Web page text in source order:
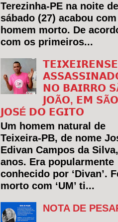
Terezinha-PE na noite
sábado (27) acabou
homem morto. De
com os primeiros...
𝗡𝗢 𝗕𝗔𝗜𝗥𝗥𝗢
𝗝𝗢Ã𝗢, 𝗘𝗠 𝗦Ã𝗢
𝗝𝗢𝗦É 𝗗𝗢 𝗘𝗚𝗜𝗧𝗢
Um homem natural de
Teixeira-PB, de nome
Edivan Campos da
anos. Era popularmente
conhecido por ‘Divan’.
morto com ‘UM’ ti...
NOTA DE